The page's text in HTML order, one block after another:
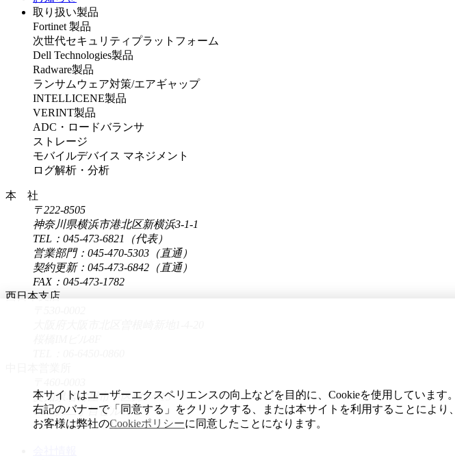
取り扱い製品
Fortinet 製品
次世代セキュリティプラットフォーム
Dell Technologies製品
Radware製品
ランサムウェア対策/エアギャップ
INTELLICENE製品
VERINT製品
ADC・ロードバランサ
ストレージ
モバイルデバイス マネジメント
ログ解析・分析
本 社
〒222-8505
神奈川県横浜市港北区新横浜3-1-1
TEL：045-473-6821（代表）
営業部門：045-470-5303（直通）
契約更新：045-473-6842（直通）
FAX：045-473-1782
西日本支店
愛知県名古屋市中区錦2-4-15
ORE錦二丁目ビル6F
TEL：052-218-5415
本サイトはユーザーエクスペリエンスの向上などを目的に、Cookieを使用しています。
右記のバナーで「同意する」をクリックする、または本サイトを利用することにより、
お客様は弊社のCookieポリシーに同意したことになります。